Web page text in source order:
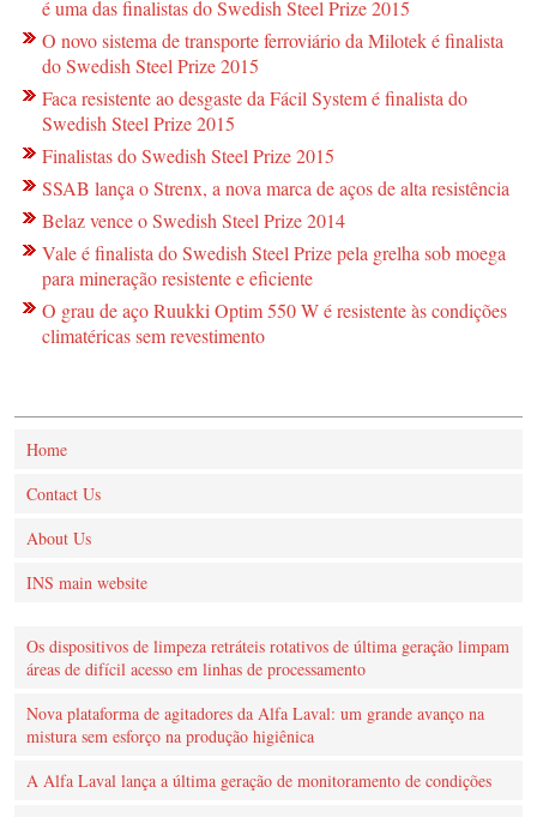
é uma das finalistas do Swedish Steel Prize 2015
O novo sistema de transporte ferroviário da Milotek é finalista
do Swedish Steel Prize 2015
Faca resistente ao desgaste da Fácil System é finalista do
Swedish Steel Prize 2015
Finalistas do Swedish Steel Prize 2015
SSAB lança o Strenx, a nova marca de aços de alta resistência
Belaz vence o Swedish Steel Prize 2014
Vale é finalista do Swedish Steel Prize pela grelha sob moega
para mineração resistente e eficiente
O grau de aço Ruukki Optim 550 W é resistente às condições
climatéricas sem revestimento
Home
Contact Us
About Us
INS main website
Os dispositivos de limpeza retráteis rotativos de última geração limpam
áreas de difícil acesso em linhas de processamento
Nova plataforma de agitadores da Alfa Laval: um grande avanço na
mistura sem esforço na produção higiênica
A Alfa Laval lança a última geração de monitoramento de condições